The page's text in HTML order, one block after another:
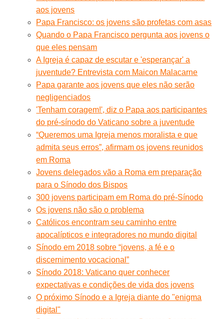
aos jovens
Papa Francisco: os jovens são profetas com asas
Quando o Papa Francisco pergunta aos jovens o
que eles pensam
A Igreja é capaz de escutar e 'esperançar' a
juventude? Entrevista com Maicon Malacarne
Papa garante aos jovens que eles não serão
negligenciados
'Tenham coragem!', diz o Papa aos participantes
do pré-sínodo do Vaticano sobre a juventude
“Queremos uma Igreja menos moralista e que
admita seus erros”, afirmam os jovens reunidos
em Roma
Jovens delegados vão a Roma em preparação
para o Sínodo dos Bispos
300 jovens participam em Roma do pré-Sínodo
Os jovens não são o problema
Católicos encontram seu caminho entre
apocalípticos e integradores no mundo digital
Sínodo em 2018 sobre “jovens, a fé e o
discernimento vocacional”
Sínodo 2018: Vaticano quer conhecer
expectativas e condições de vida dos jovens
O próximo Sínodo e a Igreja diante do "enigma
digital"